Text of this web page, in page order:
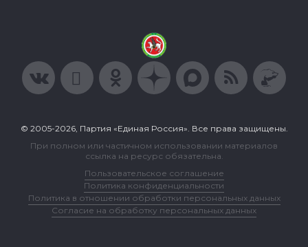
© 2005-2026, Партия «Единая Россия». Все права защищены.
При полном или частичном использовании материалов
ссылка на ресурс обязательна.
Пользовательское соглашение
Политика конфиденциальности
Политика в отношении обработки персональных данных
Согласие на обработку персональных данных